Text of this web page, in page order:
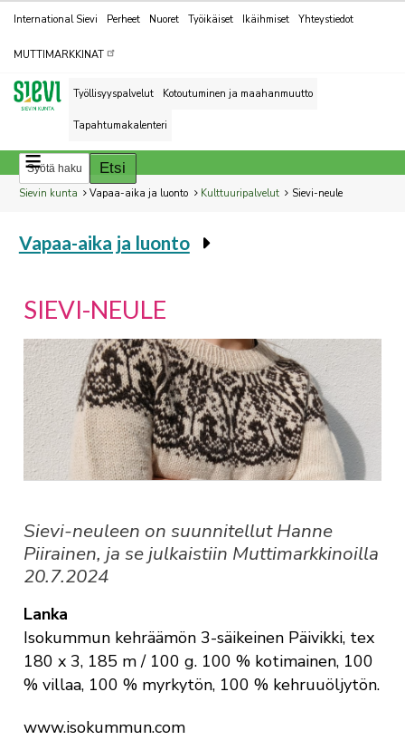
Kohderyhmät
International Sievi Perheet Nuoret Työikäiset Ikäihmiset Yhteystiedot
MUTTIMARKKINAT
Työllisyyspalvelut Kotoutuminen ja maahanmuutto
Tapahtumakalenteri
Breadcrumbs
You
here:
Sievin kunta Vapaa-aika ja luonto Kulttuuripalvelut Sievi-neule
You
Vapaa-aika ja luonto
SIEVI-NEULE
Sievi-neuleen on suunnitellut Hanne
Piirainen, ja se julkaistiin Muttimarkkinoilla
20.7.2024
Lanka
Isokummun kehräämön 3-säikeinen Päivikki, tex
180 x 3, 185 m / 100 g. 100 % kotimainen, 100
% villaa, 100 % myrkytön, 100 % kehruuöljytön.
www.isokummun.com